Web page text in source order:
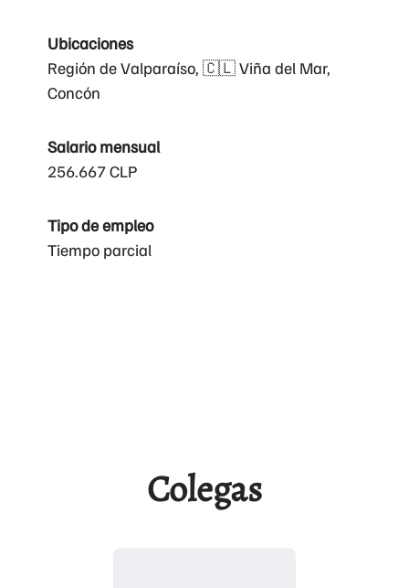
Ubicaciones
Región de Valparaíso, 🇨🇱 Viña del Mar,
Concón
Salario mensual
256.667 CLP
Tipo de empleo
Tiempo parcial
Colegas